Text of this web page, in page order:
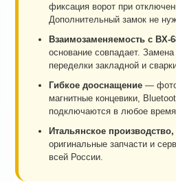
фиксация ворот при
Дополнительный замок не
Взаимозаменяемость с BX-
основание совпадает. Замена
переделки закладной и
Гибкое дооснащение —
магнитные концевики,
подключаются в любое
Итальянское производство,
оригинальные запчасти и
всей России.